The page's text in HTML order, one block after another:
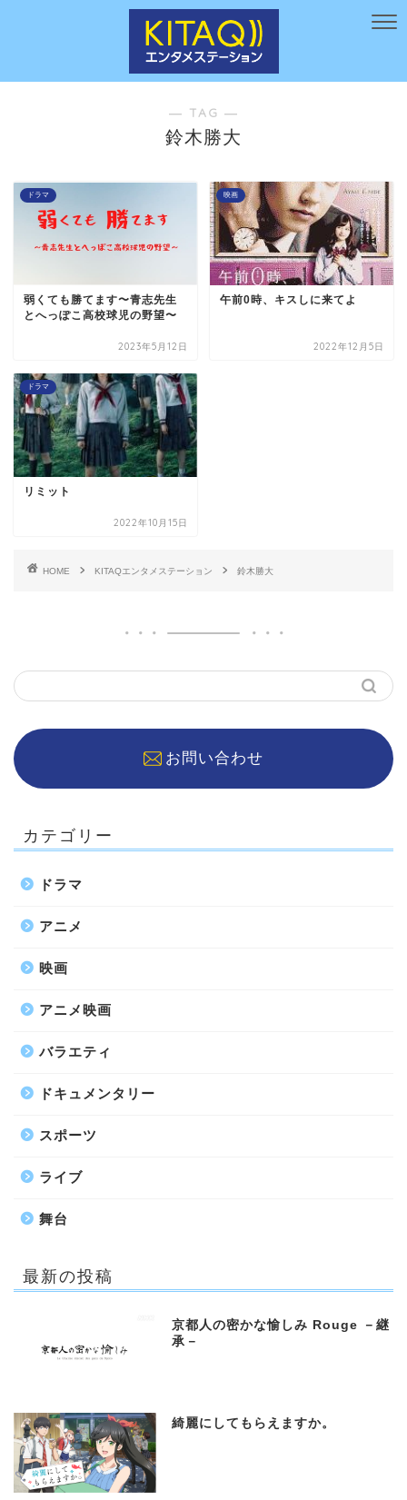
― TAG ―
鈴木勝大
ドラマ
弱くても勝てます〜青志先生
とへっぽこ高校球児の野望〜
2023年5月12日
映画
午前0時、キスしに来てよ
2022年12月5日
ドラマ
リミット
2022年10月15日
HOME KITAQエンタメステーション 鈴木勝大
お問い合わせ
カテゴリー
ドラマ
アニメ
映画
アニメ映画
バラエティ
ドキュメンタリー
スポーツ
ライブ
舞台
最新の投稿
京都人の密かな愉しみ Rouge －継
承－
綺麗にしてもらえますか。